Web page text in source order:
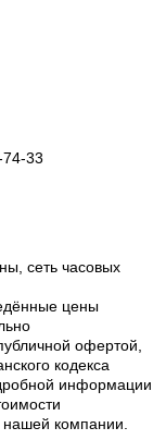
33
сеть часовых
цены
офертой,
кодекса
информации
нашей компании.